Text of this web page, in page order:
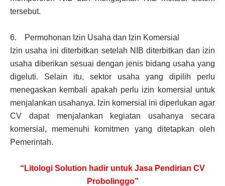
tersebut.
6. Permohonan Izin Usaha dan Izin Komersial
Izin usaha ini diterbitkan setelah NIB diterbitkan dan izin
usaha diberikan sesuai dengan jenis bidang usaha yang
digeluti. Selain itu, sektor usaha yang dipilih perlu
menegaskan kembali apakah perlu izin komersial untuk
menjalankan usahanya. Izin komersial ini diperlukan agar
CV dapat menjalankan kegiatan usahanya secara
komersial, memenuhi komitmen yang ditetapkan oleh
Pemerintah.
“Litologi Solution hadir untuk Jasa Pendirian CV
Probolinggo”